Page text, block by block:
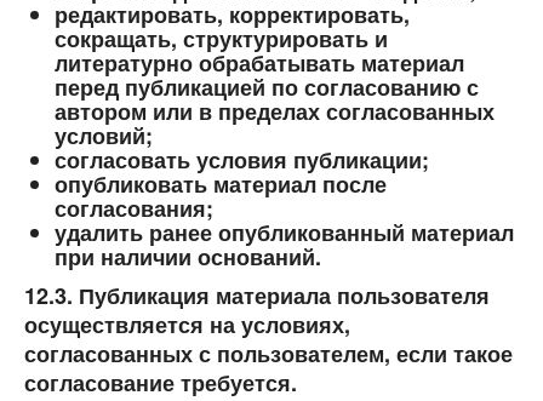
редактировать, корректировать,
сокращать, структурировать и
литературно обрабатывать материал
перед публикацией по согласованию с
автором или в пределах согласованных
условий;
согласовать условия публикации;
опубликовать материал после
согласования;
удалить ранее опубликованный материал
при наличии оснований.
12.3. Публикация материала пользователя
осуществляется на условиях,
согласованных с пользователем, если такое
согласование требуется.